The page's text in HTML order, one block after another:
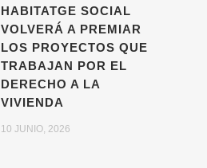
HABITATGE SOCIAL
VOLVERÁ A PREMIAR
LOS PROYECTOS QUE
TRABAJAN POR EL
DERECHO A LA
VIVIENDA
10 JUNIO, 2026